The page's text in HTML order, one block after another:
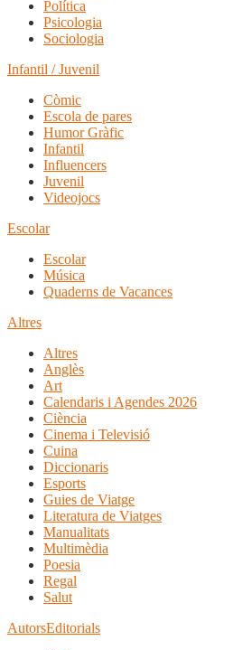
Política
Psicologia
Sociologia
Infantil / Juvenil
Còmic
Escola de pares
Humor Gràfic
Infantil
Influencers
Juvenil
Videojocs
Escolar
Escolar
Música
Quaderns de Vacances
Altres
Altres
Anglès
Art
Calendaris i Agendes 2026
Ciència
Cinema i Televisió
Cuina
Diccionaris
Esports
Guies de Viatge
Literatura de Viatges
Manualitats
Multimèdia
Poesia
Regal
Salut
AutorsEditorials